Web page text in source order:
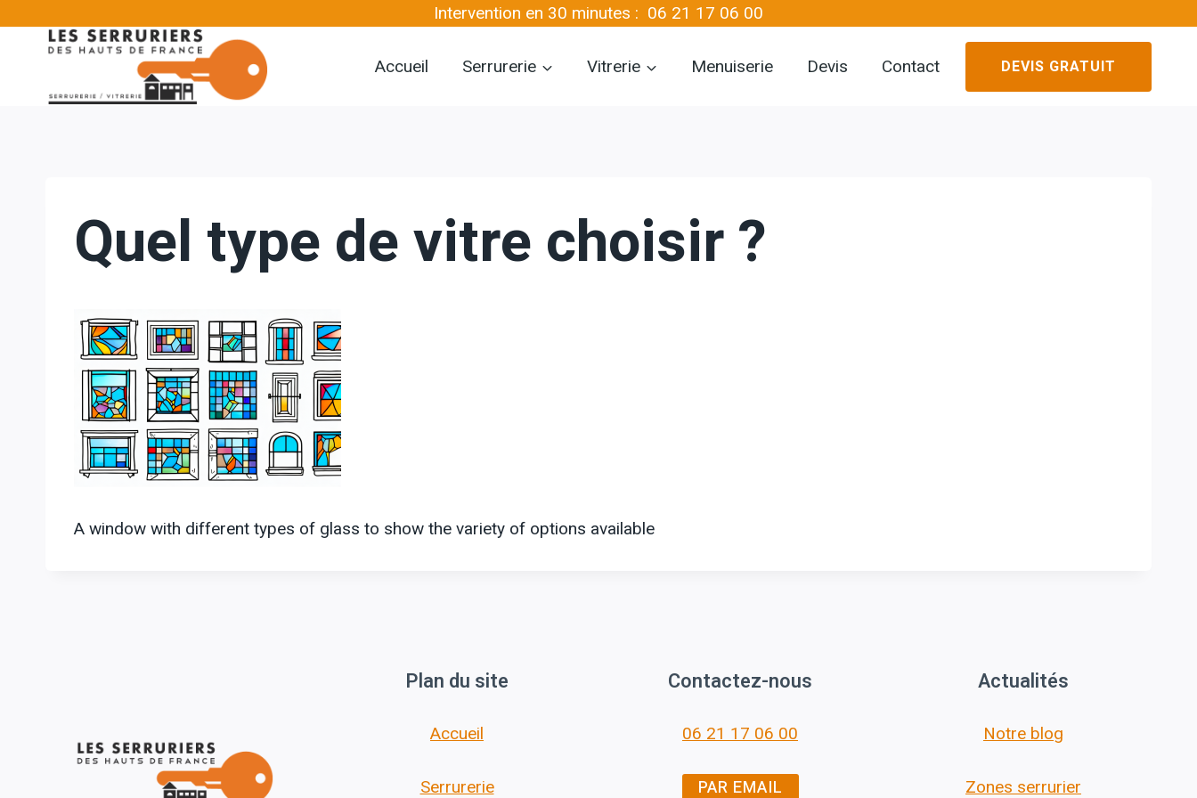
Intervention en 30 minutes : 06 21 17 06 00
Accueil Serrurerie Vitrerie Menuiserie Devis Contact DEVIS GRATUIT
Quel type de vitre choisir ?
A window with different types of glass to show the variety of options available
Plan du site
Accueil
Serrurerie
Contactez-nous
06 21 17 06 00
PAR EMAIL
Actualités
Notre blog
Zones serrurier